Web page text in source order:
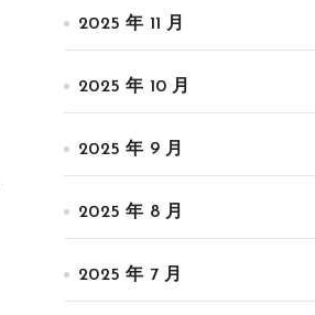
2025 年 11 月
2025 年 10 月
2025 年 9 月
2025 年 8 月
2025 年 7 月